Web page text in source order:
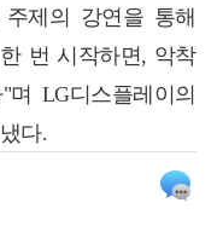
제의 강연을 통해
번 시작하면, 악착
LG디스플레이의
다.